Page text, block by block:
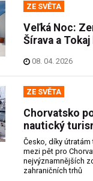
ZE SVĚTA
Veľká Noc:
Šírava a
08. 04. 2026
ZE SVĚTA
Chorvatsko
nautický
Česko, díky
mezi pět pro
nejvýznamnějších
zahraničních trhů